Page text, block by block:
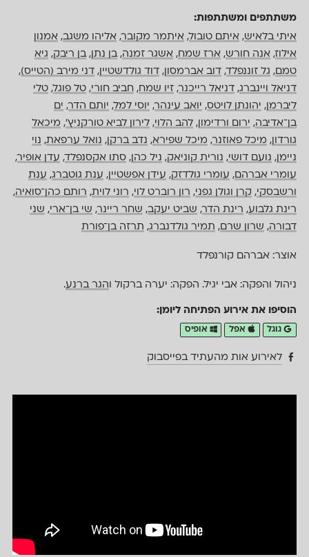
משתתפים ומשתתפות:
איתי בלאיש, איתם טובול, איתמר מקובר, אליהו משגב, אמנון
אילוז, אנה חורש, ארז שמח, אשגר זמנה,בן נתן ,בן ריבק, גיא
טמם, גל זוננפלד, דוב אברמסון , דוד גולדשטיין , דני מירב (הטייס),
דניאל ויינברג, דניאל רייכנר, זיו שמח, חביב חורי, טל פוגל, טלי
ליברמן , יהונתן לויטס, יואב עינהר, יוסי למל, יותם הדר, ים
בן־אדיבה, ירום ורדימון , להב הלוי, לירון לביא טורקניץ׳, מיכאל
גורדון , מיכל פאוזנר, מיכל שפירא, נדב ברקן , נואל ערפאת, נוי
ניימן , נועם דושי, נורית קוניאק, ניל כהן , סתו אקסנפלד, עדן אופיר,
עומרי אברהם, עומרי גולדזק, עידן אפשטיין , ענת גוטברג, ענת
ורשבסקי, קרן וגולן גפני, רון רוברט לוי, רוני לוית, רותם כהן־סואיה,
רינת גלבוע, רינת הדר, שביט יעקב, שחר ריינר, שי בן־ארי, שני
דבורה, שרון שרם, תמיר גולדנברג, תרזה בן־פורת
אוצר: אברהם קורנפלד
ניהול והפקה: אבי יגיל. הפקה: יערה ברקול והגר ברנע.
הוסיפו את אירוע הפתיחה ליומן:
גוגל אפל אופיס
לאירוע אות מהעתיד בפייסבוק